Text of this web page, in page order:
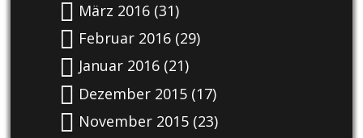
März 2016(31)
Februar 2016(29)
Januar 2016(21)
Dezember 2015(17)
November 2015(23)